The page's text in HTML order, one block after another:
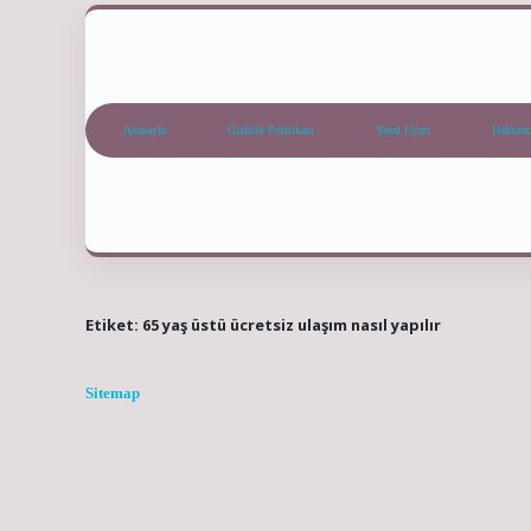
Anasayfa Gizlilik Politikası Yasal Uyarı
Etiket: 65 yaş üstü ücretsiz ulaşım nasıl yapılır
Sitemap